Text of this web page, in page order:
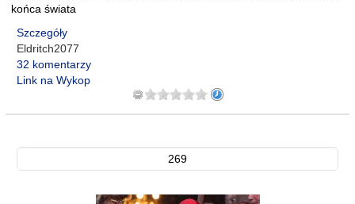
końca świata
Szczegóły
Eldritch2077
32 komentarzy
Link na Wykop
269